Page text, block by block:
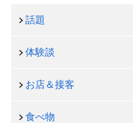
話題
体験談
お店＆接客
食べ物